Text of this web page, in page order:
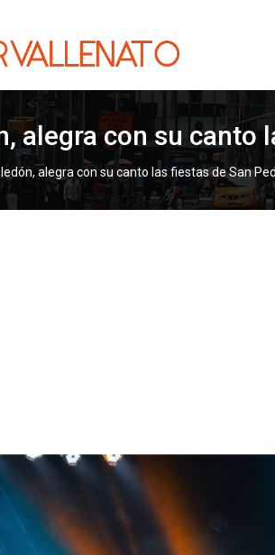
alegra con su canto
alegra con su canto las fiestas de San